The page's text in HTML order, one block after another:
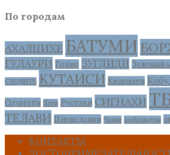
По городам
АХАЛЦИХЕ БАТУМИ
ГУДАУРИ Гонио ЗУГДИДИ Зеленый
СХОДИТЬ КУТАИСИ Квариати
Озургети Поти Рустави СИГНАХИ
ТЕЛАВИ Цихисдзири Чакви амбролаури
КОНТАКТЫ